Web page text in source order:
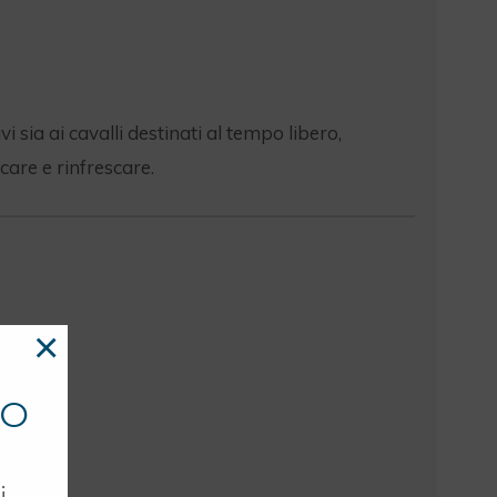
sia ai cavalli destinati al tempo libero,
e rinfrescare.
×